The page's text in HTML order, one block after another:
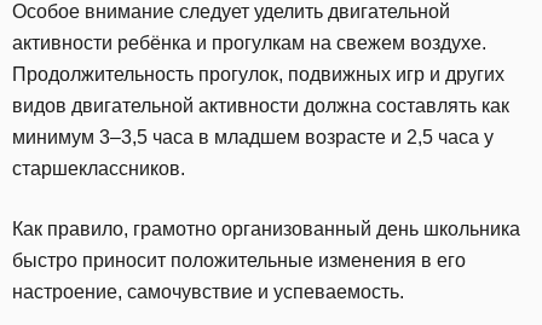
Особое внимание следует уделить двигательной
активности ребёнка и прогулкам на свежем воздухе.
Продолжительность прогулок, подвижных игр и других
видов двигательной активности должна составлять как
минимум 3–3,5 часа в младшем возрасте и 2,5 часа у
старшеклассников.
Как правило, грамотно организованный день школьника
быстро приносит положительные изменения в его
настроение, самочувствие и успеваемость.